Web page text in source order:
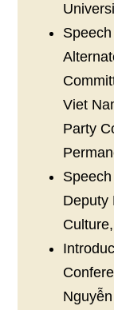
Viet
Party
Deputy